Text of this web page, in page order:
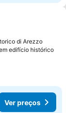
favoritos
di Arezzo
edifício histórico
Ver preços